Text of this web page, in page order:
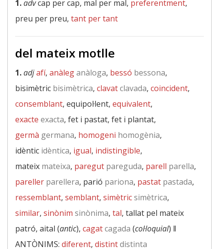
1.advcap per cap, mal per mal, preferentment,
preu per preu, tant per tant
del mateix motlle
1.adjafí, anàleganàloga, bessó bessona,
bisimètric bisimètrica, clavatclavada, coincident,
consemblant, equipol·lent, equivalent,
exacte exacta, fet i pastat, fet i plantat,
germà germana, homogeni homogènia,
idèntic idèntica, igual, indistingible,
mateix mateixa, paregut pareguda, parell parella,
pareller parellera, parió pariona, pastat pastada,
ressemblant, semblant, simètricsimètrica,
similar, sinònim sinònima, tal, tallat pel mateix
patró, aital (antic), cagatcagada (col·loquial) ‖
ANTÒNIMS: diferent, distintdistinta